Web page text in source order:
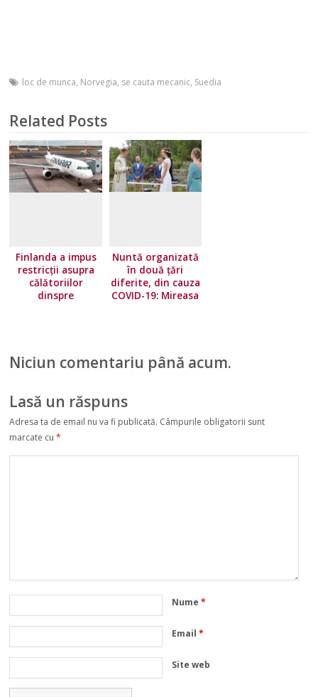
loc de munca, Norvegia, se cauta mecanic, Suedia
Related Posts
Finlanda a impus
restricţii asupra
călătoriilor
dinspre
condițiile de
călătorie
Nuntă organizată
în două țări
diferite, din cauza
COVID-19: Mireasa
Niciun comentariu până acum.
Lasă un răspuns
Adresa ta de email nu va fi publicată. Câmpurile obligatorii sunt
marcate cu*
Nume*
Email*
Site web